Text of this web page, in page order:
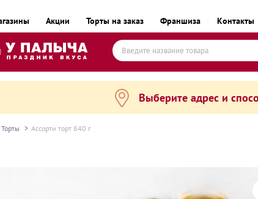
Акции Торты на заказ Франшиза Контакты
Выберите адрес и
Торты Ассорти торт 840 г